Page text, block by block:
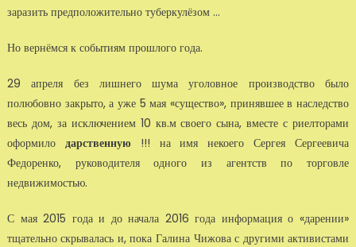
заразить предположительно туберкулёзом ...
Но вернёмся к событиям прошлого года.
29 апреля без лишнего шума уголовное производство было
полюбовно закрыто, а уже 5 мая «существо», принявшее в наследство
весь дом, за исключением 10 кв.м своего сына, вместе с риелторами
оформило дарственную!!! на имя некоего Сергея Сергеевича
Федоренко, руководителя одного из агентств по торговле
недвижимостью.
С мая 2015 года и до начала 2016 года информация о «дарении»
тщательно скрывалась и, пока Галина Чижова с другими активистами